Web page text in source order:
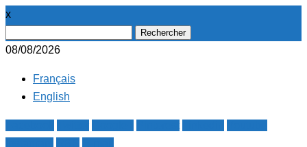
x
08/08/2026
Français
English